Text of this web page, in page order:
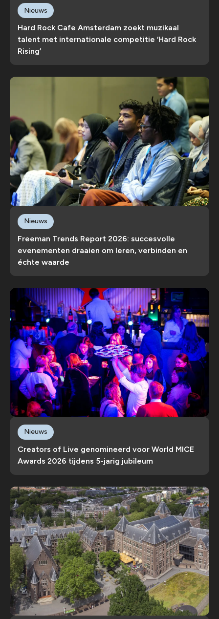
Hard Rock Cafe Amsterdam zoekt muzikaal
talent met internationale competitie ‘Hard Rock
Rising’
Nieuws
Freeman Trends Report 2026: succesvolle
evenementen draaien om leren, verbinden en
échte waarde
Nieuws
Creators of Live genomineerd voor World MICE
Awards 2026 tijdens 5-jarig jubileum
Nieuws